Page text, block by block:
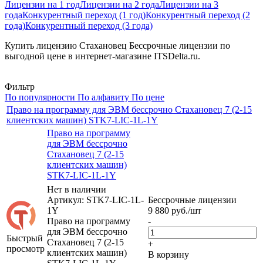
Лицензии на 1 годЛицензии на 2 годаЛицензии на 3
годаКонкурентный переход (1 год)Конкурентный переход (2
года)Конкурентный переход (3 года)
Купить лицензию Стахановец Бессрочные лицензии по
выгодной цене в интернет-магазине ITSDelta.ru.
Фильтр
По популярности По алфавиту По цене
Право на программу для ЭВМ бессрочно Стахановец 7 (2-15
клиентских машин) STK7-LIC-1L-1Y
Быстрый
просмотр
Право на программу
для ЭВМ бессрочно
Стахановец 7 (2-15
клиентских машин)
STK7-LIC-1L-1Y
Нет в наличии
Артикул: STK7-LIC-1L-
1Y
Право на программу
для ЭВМ бессрочно
Стахановец 7 (2-15
клиентских машин)
Бессрочные лицензии
9 880 руб./шт
-
+
В корзину